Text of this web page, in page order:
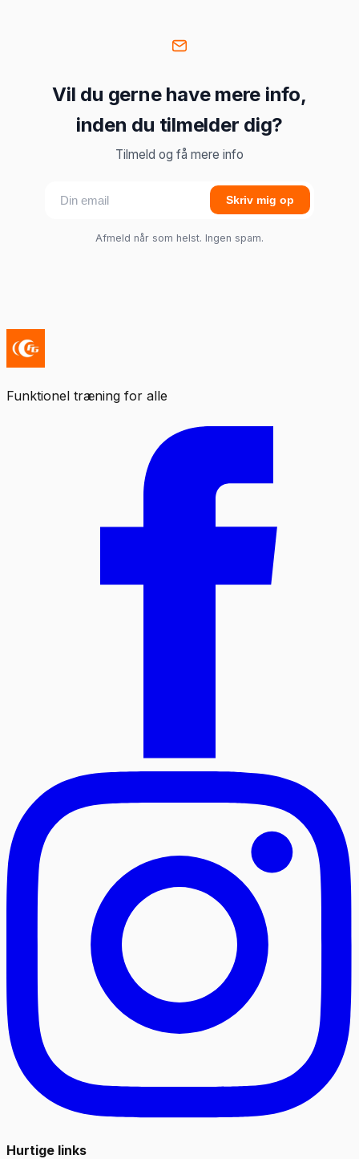
Vil du gerne have mere info,
inden du tilmelder dig?
Tilmeld og få mere info
Skriv mig op
Afmeld når som helst. Ingen spam.
Funktionel træning for alle
Hurtige links